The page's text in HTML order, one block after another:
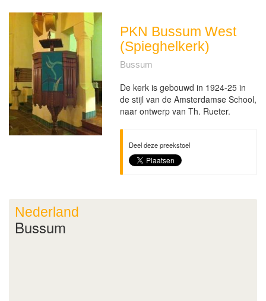
PKN Bussum West
(Spieghelkerk)
Bussum
De kerk is gebouwd in 1924-25 in
de stijl van de Amsterdamse School,
naar ontwerp van Th. Rueter.
Deel deze preekstoel
Nederland
Bussum